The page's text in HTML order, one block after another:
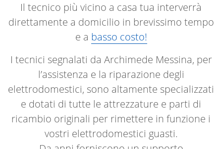
Il tecnico più vicino a casa tua interverrà
direttamente a domicilio in brevissimo tempo
e a basso costo!
I tecnici segnalati da Archimede Messina, per
l’assistenza e la riparazione degli
elettrodomestici, sono altamente specializzati
e dotati di tutte le attrezzature e parti di
ricambio originali per rimettere in funzione i
vostri elettrodomestici guasti.